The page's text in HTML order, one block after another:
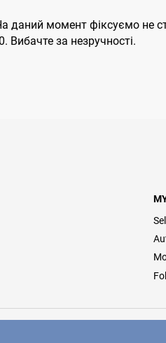
даний момент фіксуємо не
Вибачте за незручності.